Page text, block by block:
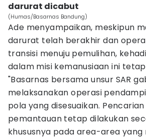
darurat dicabut
(Humas/Basarnas Bandung)
Ade menyampaikan, meskipun
darurat telah berakhir dan
transisi menuju pemulihan,
dalam misi kemanusiaan ini
"Basarnas bersama unsur SAR
melaksanakan operasi
pola yang disesuaikan.
pemantauan tetap dilakukan
khususnya pada area-area